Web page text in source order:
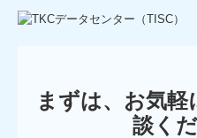
まずは、お気軽
談く